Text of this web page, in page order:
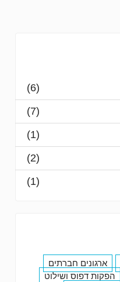
(6)
(7)
(1)
(2)
(1)
ארגונים חברתים
הפקות דפוס ושילוט